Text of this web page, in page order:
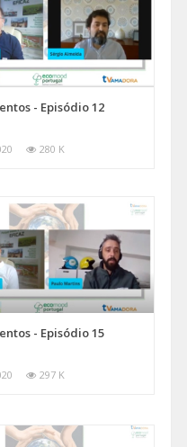
- Episódio 12
280 K
- Episódio 15
297 K